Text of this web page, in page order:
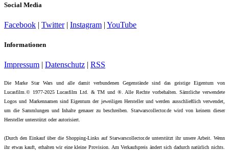
Social Media
Facebook | Twitter| Instagram | YouTube
Informationen
Impressum | Datenschutz | RSS
Die Marke Star Wars und alle damit verbundenen Gegenstände sind das geistige Eigentum von
Lucasfilm.© 1977-2025 Lucasfilm Ltd. & TM und ®. Alle Rechte vorbehalten. Sämtliche verwendete
Logos und Markennamen sind Eigentum der jeweiligen Hersteller und werden ausschließlich verwendet,
um die Sammlungen und Inhalte genauer zu beschreiben. Starwarscollector.de wird von keinem dieser
Hersteller unterstützt oder autorisiert.
(Durch den Einkauf über die Shopping-Links auf Starwarscollector.de unterstützt ihr unsere Arbeit. Wenn
ihr etwas kauft, erhalten wir eine kleine Provision. Am Verkaufspreis ändert sich dadurch natürlich nichts.